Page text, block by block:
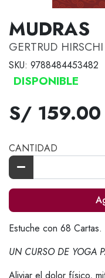
MUDRAS
GERTRUD HIRSCHI
SKU: 9788484453482
DISPONIBLE
S/ 159.00
CANTIDAD
Estuche con 68 Cartas.
UN CURSO DE YOGA
Aliviar el dolor físico,